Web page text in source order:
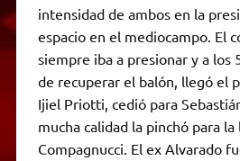
intensidad de ambos en la
espacio en el mediocampo. El
siempre iba a presionar y a los
de recuperar el balón, llegó el
Ijiel Priotti, cedió para
mucha calidad la pinchó para
Compagnucci. El ex Alvarado